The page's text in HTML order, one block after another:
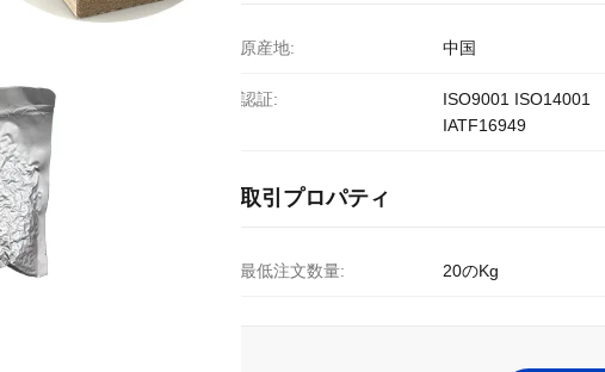
原産地: 中国
認証:
ISO9001 ISO14001
IATF16949
取引プロパティ
最低注文数量: 20のKg